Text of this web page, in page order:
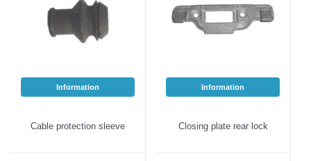
Information
Cable protection sleeve
Information
Closing plate rear lock